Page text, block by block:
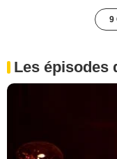
9
Les épisodes